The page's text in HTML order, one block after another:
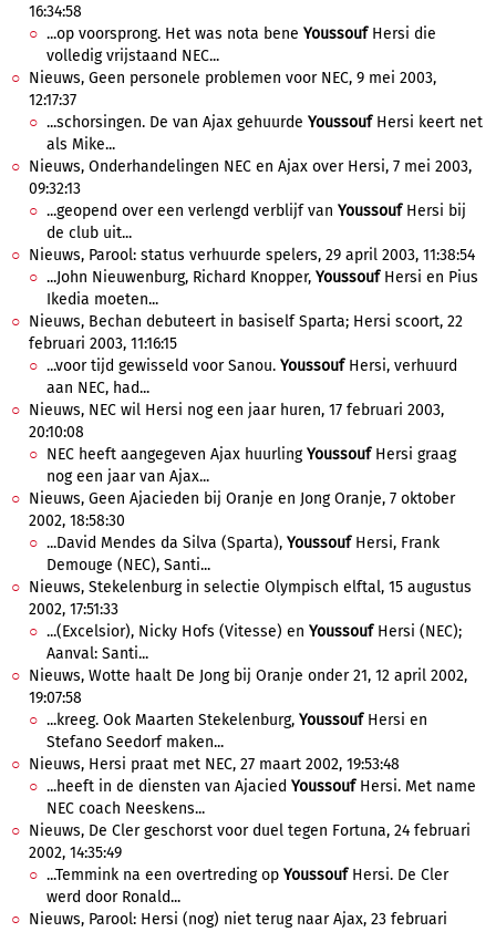
16:34:58
...op voorsprong. Het was nota bene YoussoufHersi die
volledig vrijstaand NEC...
Nieuws, Geen personele problemen voor NEC, 9 mei 2003,
12:17:37
...schorsingen. De van Ajax gehuurde YoussoufHersi keert net
als Mike...
Nieuws, Onderhandelingen NEC en Ajax over Hersi, 7 mei 2003,
09:32:13
...geopend over een verlengd verblijf van YoussoufHersi bij
de club uit...
Nieuws, Parool: status verhuurde spelers, 29 april 2003, 11:38:54
...John Nieuwenburg, Richard Knopper, YoussoufHersi en Pius
Ikedia moeten...
Nieuws, Bechan debuteert in basiself Sparta; Hersi scoort, 22
februari 2003, 11:16:15
...voor tijd gewisseld voor Sanou. YoussoufHersi, verhuurd
aan NEC, had...
Nieuws, NEC wil Hersi nog een jaar huren, 17 februari 2003,
20:10:08
NEC heeft aangegeven Ajax huurlingYoussoufHersi graag
nog een jaar van Ajax...
Nieuws, Geen Ajacieden bij Oranje en Jong Oranje, 7 oktober
2002, 18:58:30
...David Mendes da Silva (Sparta), YoussoufHersi, Frank
Demouge (NEC), Santi...
Nieuws, Stekelenburg in selectie Olympisch elftal, 15 augustus
2002, 17:51:33
...(Excelsior), Nicky Hofs (Vitesse) en YoussoufHersi (NEC);
Aanval: Santi...
Nieuws, Wotte haalt De Jong bij Oranje onder 21, 12 april 2002,
19:07:58
...kreeg. Ook Maarten Stekelenburg, YoussoufHersi en
Stefano Seedorf maken...
Nieuws, Hersi praat met NEC, 27 maart 2002, 19:53:48
...heeft in de diensten van Ajacied YoussoufHersi. Met name
NEC coach Neeskens...
Nieuws, De Cler geschorst voor duel tegen Fortuna, 24 februari
2002, 14:35:49
...Temmink na een overtreding op YoussoufHersi. De Cler
werd door Ronald...
Nieuws, Parool: Hersi (nog) niet terug naar Ajax, 23 februari